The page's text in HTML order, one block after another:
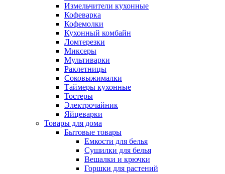
Измельчители кухонные
Кофеварка
Кофемолки
Кухонный комбайн
Ломтерезки
Миксеры
Мультиварки
Раклетницы
Соковыжималки
Таймеры кухонные
Тостеры
Электрочайник
Яйцеварки
Товары для дома
Бытовые товары
Емкости для белья
Сушилки для белья
Вешалки и крючки
Горшки для растений